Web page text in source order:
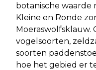
botanische waarde
Kleine en Ronde
Moeraswolfsklauw.
vogelsoorten,
soorten
hoe het gebied er